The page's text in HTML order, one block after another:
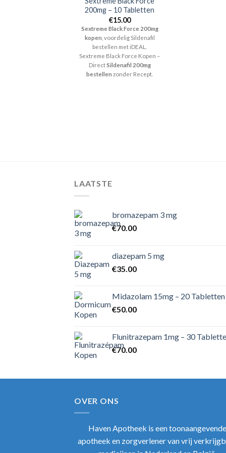
200mg – 10 Tabletten
€15.00
Sextreme Black Force 200mg
kopen , voordelig Sildenafil
bestellen met iDEAL.
Sextreme Black Force Kopen –
DirectSildenafil 200mg
bestellen zonder Recept.
LAATSTE
bromazepam 3 mg
€70.00
diazepam 5 mg
€35.00
Midazolam 15mg – 20 Tabletten
€50.00
Flunitrazepam 1mg – 30
€70.00
OVER ONS
Haven Apotheek is een toonaangevende
apotheek en zorgverlener van vrij